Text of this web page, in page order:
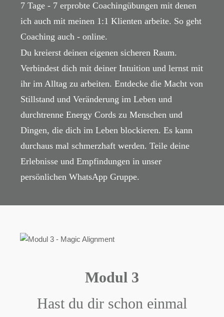
7 Tage - 7 erprobte Coachingübungen mit denen
ich auch mit meinen 1:1 Klienten arbeite. So geht
Coaching auch - online.
Du kreierst deinen eigenen sicheren Raum.
Verbindest dich mit deiner Intuition und lernst mit
ihr im Alltag zu arbeiten. Entdecke die Macht von
Stillstand und Veränderung im Leben und
durchtrenne Energy Cords zu Menschen und
Dingen, die dich im Leben blockieren. Es kann
durchaus mal schmerzhaft werden. Teile deine
Erlebnisse und Empfindungen in unser
persönlichen WhatsApp Gruppe.
Modul 3
Hast du dir schon einmal